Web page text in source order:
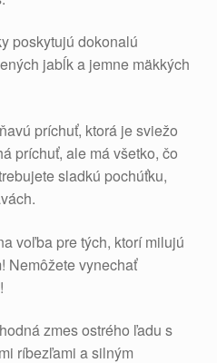
poskytujú dokonalú
jabĺk a jemne mäkkých
príchuť, ktorá je sviežo
príchuť, ale má všetko, čo
sladkú pochúťku,
voľba pre tých, ktorí milujú
Nemôžete vynechať
zmes ostrého ľadu s
ríbezľami a silným